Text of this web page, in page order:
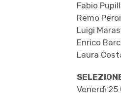
Fabio
Remo
Luigi
Enrico
Laura
Venerdì 25